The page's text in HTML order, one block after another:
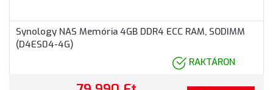
Synology NAS Memória 4GB DDR4 ECC RAM, SODIMM
(D4ES04-4G)
RAKTÁRON